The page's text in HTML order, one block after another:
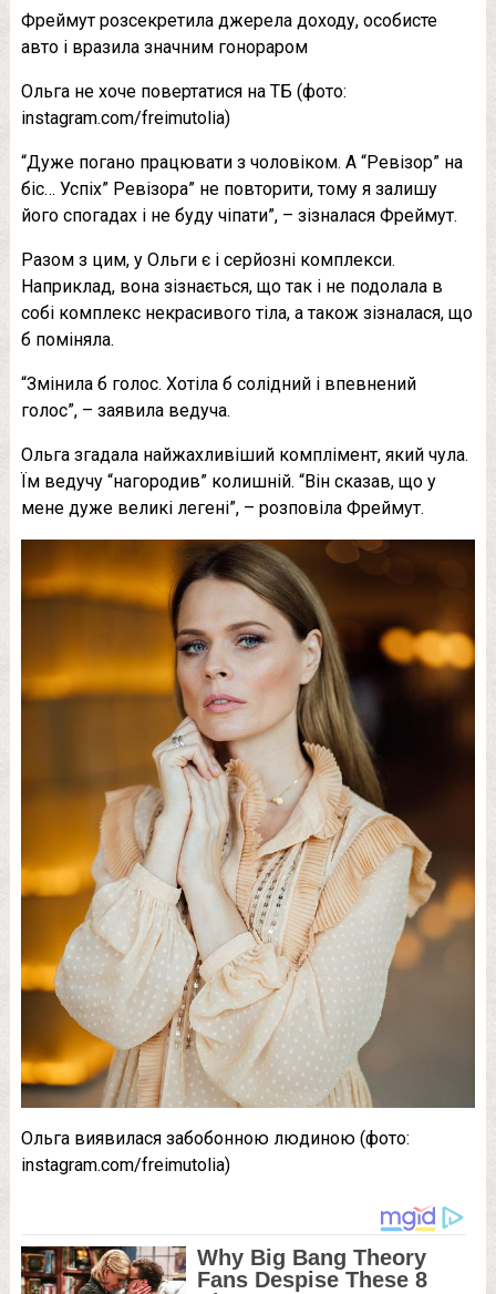
Фреймут розсекретила джерела доходу, особисте
авто і вразила значним гонораром
Ольга не хоче повертатися на ТБ (фото:
instagram.com/freimutolia)
“Дуже погано працювати з чоловіком. А “Ревізор” на
біс… Успіх” Ревізора” не повторити, тому я залишу
його спогадах і не буду чіпати”, – зізналася Фреймут.
Разом з цим, у Ольги є і серйозні комплекси.
Наприклад, вона зізнається, що так і не подолала в
собі комплекс некрасивого тіла, а також зізналася, що
б поміняла.
“Змінила б голос. Хотіла б солідний і впевнений
голос”, – заявила ведуча.
Ольга згадала найжахливіший комплімент, який чула.
Їм ведучу “нагородив” колишній. “Він сказав, що у
мене дуже великі легені”, – розповіла Фреймут.
Ольга виявилася забобонною людиною (фото:
instagram.com/freimutolia)